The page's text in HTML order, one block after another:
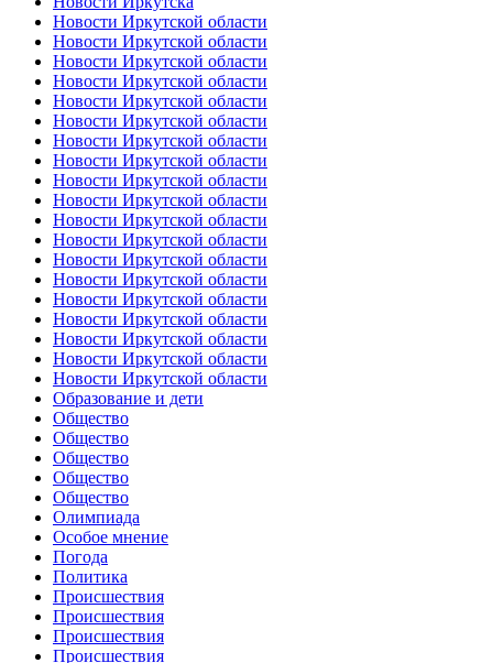
Новости Иркутской области
Новости Иркутской области
Новости Иркутской области
Новости Иркутской области
Новости Иркутской области
Новости Иркутской области
Новости Иркутской области
Новости Иркутской области
Новости Иркутской области
Новости Иркутской области
Новости Иркутской области
Новости Иркутской области
Новости Иркутской области
Новости Иркутской области
Новости Иркутской области
Новости Иркутской области
Новости Иркутской области
Новости Иркутской области
Новости Иркутской области
Образование и дети
Общество
Общество
Общество
Общество
Общество
Олимпиада
Особое мнение
Погода
Политика
Происшествия
Происшествия
Происшествия
Происшествия